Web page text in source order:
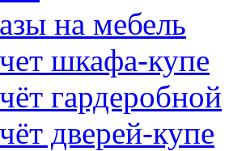
на мебель
шкафа-купе
гардеробной
дверей-купе